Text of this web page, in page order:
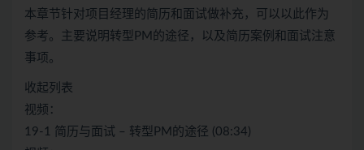
本章节针对项目经理的简历和面试做补充，可以以此作为
参考。主要说明转型PM的途径，以及简历案例和面试注意
事项。
收起列表
视频：
19-1 简历与面试 – 转型PM的途径 (08:34)